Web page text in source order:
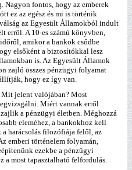
Nagyon fontos, hogy az emberek
ez az egész és mi is történik
az Egyesült Államokból indult
erről. A 10-es számú könyvben,
amikor a bankok csődbe
elsőként a biztosítókkal lesz
is. Az Egyesült Államok
zajló összes pénzügyi folyamat
hogy ez így van.
Mit jelent valójában? Most
Miért vannak erről
a pénzügyi életben. Méghozzá
eleméhez, a bankokhoz kell
harácsolás filozófiája felől, az
emberi történelem folyamán,
ezekbe a pénzügyi
a most tapasztalható felfordulás.